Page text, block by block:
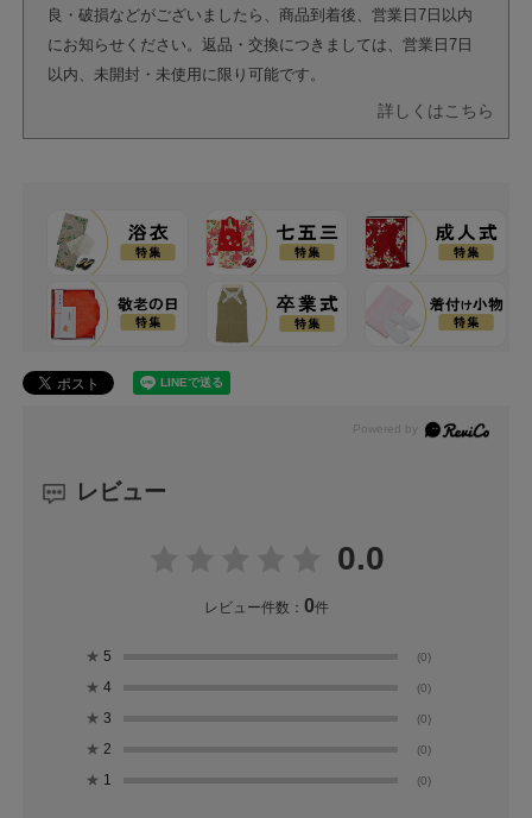
良・破損などがございましたら、商品到着後、営業日7日以内
にお知らせください。返品・交換につきましては、営業日7日
以内、未開封・未使用に限り可能です。
詳しくはこちら
レビュー
0.0
レビュー件数： 0件
★ 5 (0)
★ 4 (0)
★ 3 (0)
★ 2 (0)
★ 1 (0)